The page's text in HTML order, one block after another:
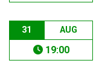
31 AUG
19:00